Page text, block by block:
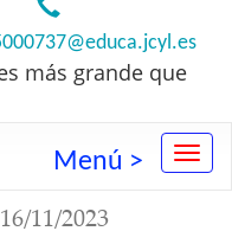
más grande que
Menú >
16/11/2023